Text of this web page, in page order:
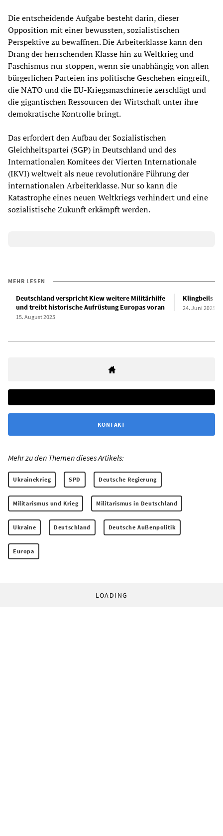
Die entscheidende Aufgabe besteht darin, dieser
Opposition mit einer bewussten, sozialistischen
Perspektive zu bewaffnen. Die Arbeiterklasse kann den
Drang der herrschenden Klasse hin zu Weltkrieg und
Faschismus nur stoppen, wenn sie unabhängig von allen
bürgerlichen Parteien ins politische Geschehen eingreift,
die NATO und die EU-Kriegsmaschinerie zerschlägt und
die gigantischen Ressourcen der Wirtschaft unter ihre
demokratische Kontrolle bringt.
Das erfordert den Aufbau der Sozialistischen
Gleichheitspartei (SGP) in Deutschland und des
Internationalen Komitees der Vierten Internationale
(IKVI) weltweit als neue revolutionäre Führung der
internationalen Arbeiterklasse. Nur so kann die
Katastrophe eines neuen Weltkriegs verhindert und eine
sozialistische Zukunft erkämpft werden.
MEHR LESEN
Deutschland verspricht Kiew weitere Militärhilfe
und treibt historische Aufrüstung Europas voran
15. August 2025
Klingbeils
24. Juni 2025
KONTAKT
Mehr zu den Themen dieses Artikels:
Ukrainekrieg SPD Deutsche Regierung
Militarismus und Krieg Militarismus in Deutschland
Ukraine Deutschland Deutsche Außenpolitik
Europa
LOADING